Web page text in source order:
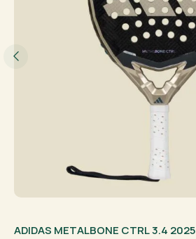
ADIDAS METALBONE CTRL 3.4 2025